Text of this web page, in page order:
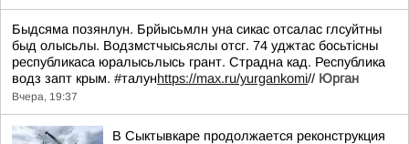
Быдсяма позянлун. Брйысьмлн уна сикас отсалас глсуйтны
быд олысьлы. Водзмстчысьяслы отсг. 74 уджтас босьтiсны
республикаса юралысьлысь грант. Страдна кад. Республика
водз запт крым. #талунhttps://max.ru/yurgankomi// Юрган
Вчера, 19:37
В Сыктывкаре продолжается реконструкция